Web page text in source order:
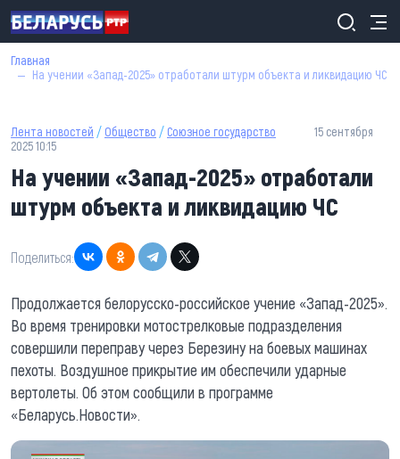
Перейти к основному содержанию
СТРОКА НАВИГАЦИИ
Главная
На учении «Запад-2025» отработали штурм объекта и ликвидацию ЧС
Лента новостей / Общество / Союзное государство
15 сентября
2025 10:15
На учении «Запад-2025» отработали
штурм объекта и ликвидацию ЧС
Поделиться:
Продолжается белорусско-российское учение «Запад-2025».
Во время тренировки мотострелковые подразделения
совершили переправу через Березину на боевых машинах
пехоты. Воздушное прикрытие им обеспечили ударные
вертолеты. Об этом сообщили в программе
«Беларусь.Новости».